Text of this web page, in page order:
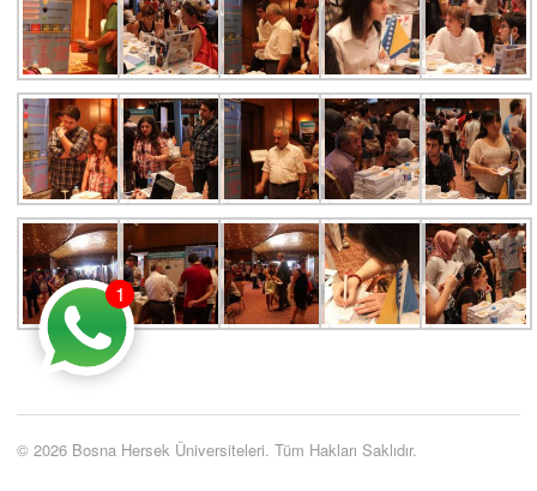
© 2026 Bosna Hersek Üniversiteleri. Tüm Hakları Saklıdır.
1